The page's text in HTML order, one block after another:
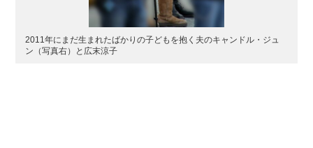
2011年にまだ生まれたばかりの子どもを抱く夫のキャンドル・ジュ
ン（写真右）と広末涼子